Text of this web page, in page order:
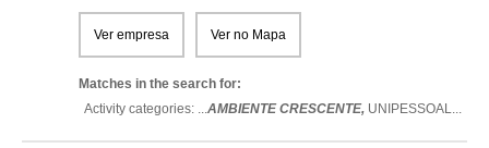
Ver empresa Ver no Mapa
Matches in the search for:
Activity categories: ...AMBIENTE CRESCENTE, UNIPESSOAL...